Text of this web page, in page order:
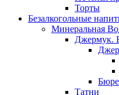
Торты
Безалкогольные
Минеральная
Джермук.
Татни